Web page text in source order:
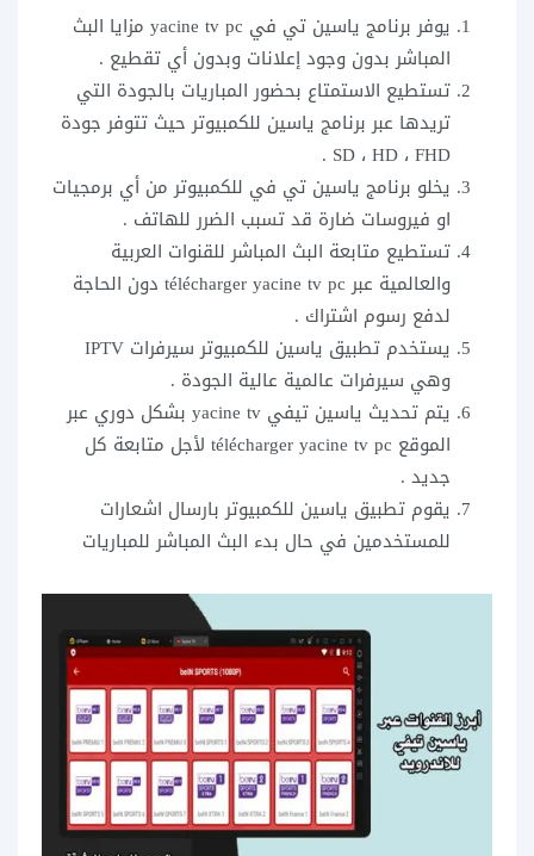
يوفر برنامج ياسين تي في yacine tv pc مزايا البث
المباشر بدون وجود إعلانات وبدون أي تقطيع .
تستطيع الاستمتاع بحضور المباريات بالجودة التي
تريدها عبر برنامج ياسين للكمبيوتر حيث تتوفر جودة
SD ، HD ، FHD .
يخلو برنامج ياسين تي في للكمبيوتر من أي برمجيات
او فيروسات ضارة قد تسبب الضرر للهاتف .
تستطيع متابعة البث المباشر للقنوات العربية
والعالمية عبر télécharger yacine tv pc دون الحاجة
لدفع رسوم اشتراك .
يستخدم تطبيق ياسين للكمبيوتر سيرفرات IPTV
وهي سيرفرات عالمية عالية الجودة .
يتم تحديث ياسين تيفي yacine tv بشكل دوري عبر
الموقع télécharger yacine tv pc لأجل متابعة كل
جديد .
يقوم تطبيق ياسين للكمبيوتر بارسال اشعارات
للمستخدمين في حال بدء البث المباشر للمباريات